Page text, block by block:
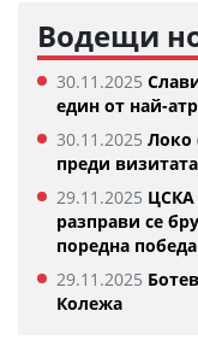
Водещи
30.11.2025
един от най-
30.11.2025 Локо
преди
29.11.2025 ЦСКА
разправи се
поредна победа
29.11.2025
Колежа